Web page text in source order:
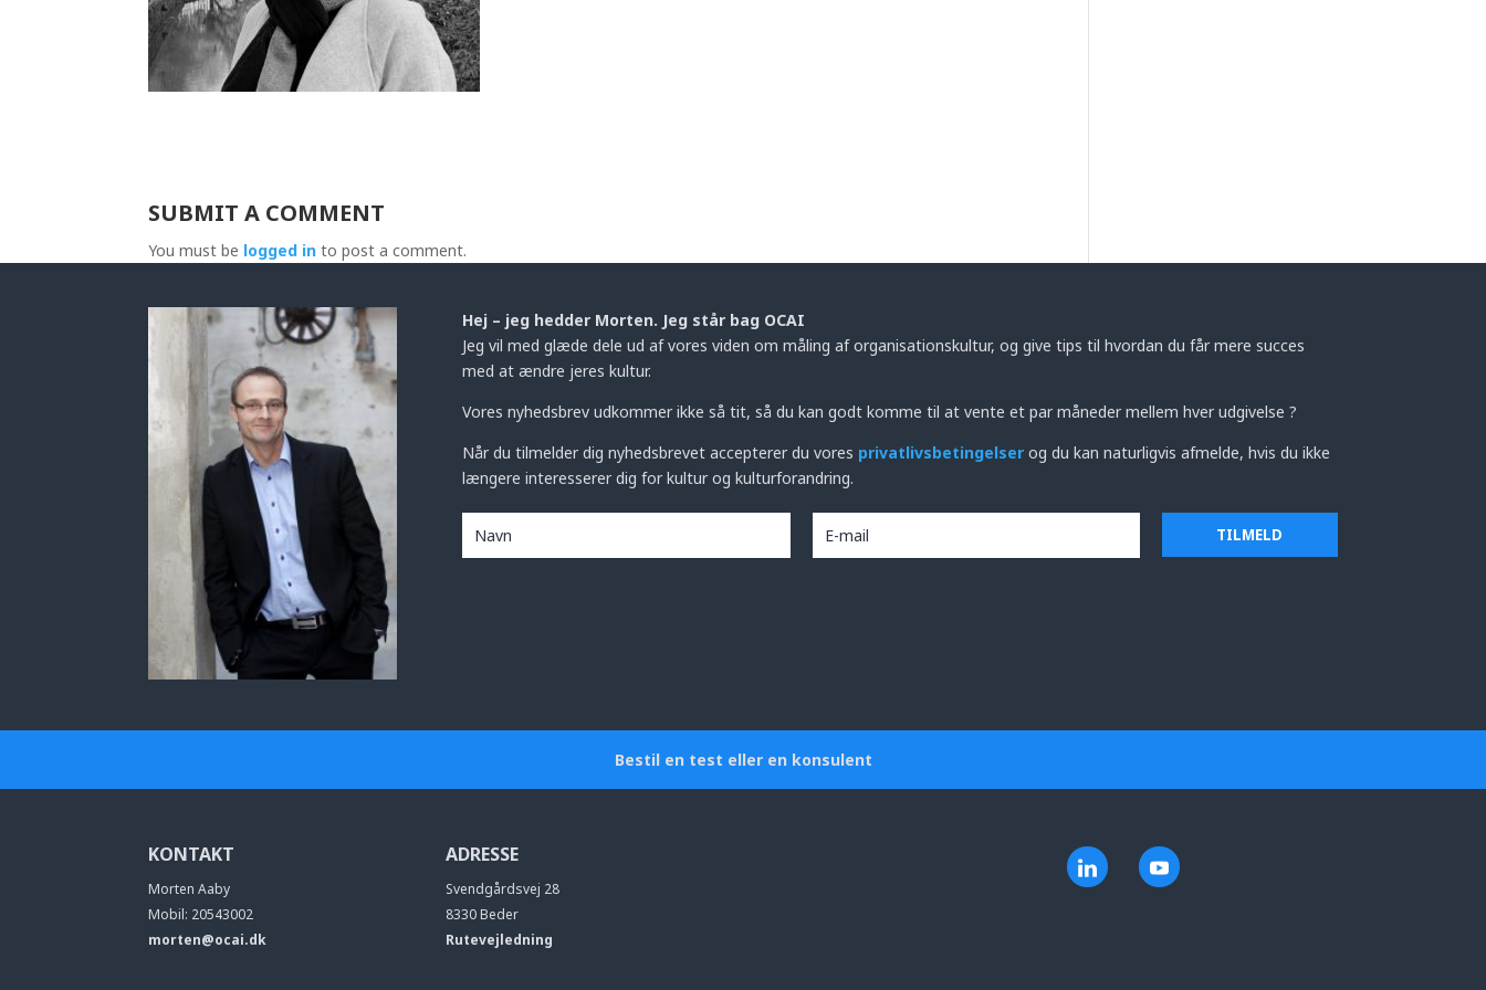
SUBMIT A COMMENT
You must be logged in to post a comment.
Hej – jeg hedder Morten. Jeg står bag OCAI
Jeg vil med glæde dele ud af vores viden om måling af organisationskultur, og give tips til hvordan du får mere succes
med at ændre jeres kultur.
Vores nyhedsbrev udkommer ikke så tit, så du kan godt komme til at vente et par måneder mellem hver udgivelse ?
Når du tilmelder dig nyhedsbrevet accepterer du vores privatlivsbetingelser og du kan naturligvis afmelde, hvis du ikke
længere interesserer dig for kultur og kulturforandring.
Bestil en test eller en konsulent
KONTAKT
Morten Aaby
Mobil: 20543002
morten@ocai.dk
ADRESSE
Svendgårdsvej 28
8330 Beder
Rutevejledning